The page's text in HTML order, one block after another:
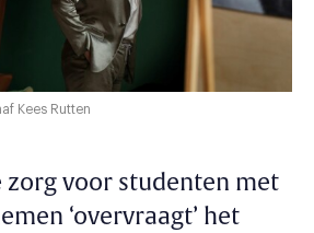
Kees Rutten
zorg voor studenten met
‘overvraagt’ het